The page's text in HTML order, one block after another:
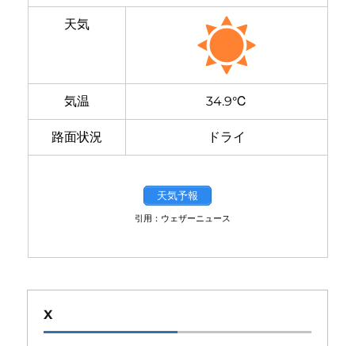
天気
気温 34.9℃
路面状況 ドライ
天気予報
引用：ウェザーニュース
X